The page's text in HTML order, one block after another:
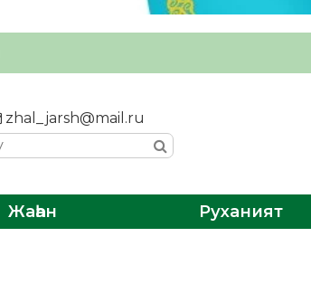
zhal_jarsh@mail.ru
Жаһан Руханият